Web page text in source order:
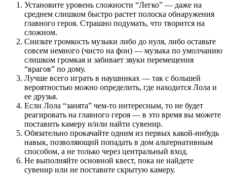
Установите уровень сложности “Легко” — даже на
среднем слишком быстро растет полоска обнаружения
главного героя. Страшно подумать, что творится на
сложном.
Снизьте громкость музыки либо до нуля, либо оставьте
совсем немного (чисто на фон) — музыка по умолчанию
слишком громкая и забивает звуки перемещения
“врагов” по дому.
Лучше всего играть в наушниках — так с большей
вероятностью можно определить, где находится Лола и
ее друзья.
Если Лола “занята” чем-то интересным, то не будет
реагировать на главного героя — в это время вы можете
поставить камеру и/или найти сувенир.
Обязательно прокачайте одним из первых какой-нибудь
навык, позволяющий попадать в дом альтернативным
способом, а не только через центральный вход.
Не выполняйте основной квест, пока не найдете
сувенир или не поставите скрытую камеру.